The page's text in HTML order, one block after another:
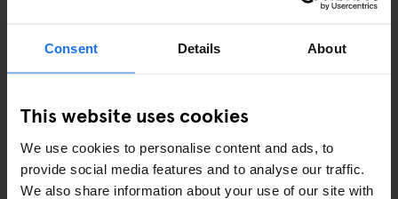
Consent Details About
This website uses cookies
We use cookies to personalise content and ads, to
provide social media features and to analyse our traffic.
We also share information about your use of our site with
VILKÅR OG BETINGELSER
Blackout-datoer kan forekomme.
Alle bookinger er endelige, ikke-refunderbare og kan ikke ændres eller annulleres.
Gælder kun for nye bookinger foretaget på staygenerator.com.
Gælder ikke for gruppebookinger.